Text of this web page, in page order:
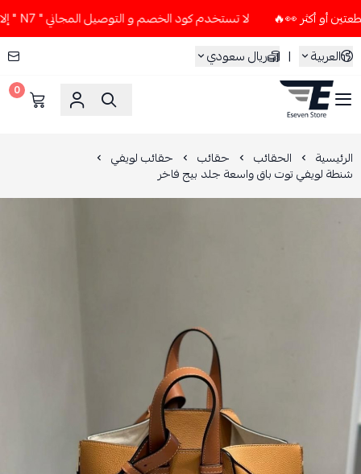
لا تستخدم كود الخصم و التوصيل المجاني " N7 " إلا إذا طلبت قطعتين أو أكثر 👀🔥
العربية
| ريال سعودي
ESEVEN STORE
0
الرئيسية الحقائب حقائب حقائب لويفي
شنطة لويفي توت باق واسعة جلد بيج فاخر